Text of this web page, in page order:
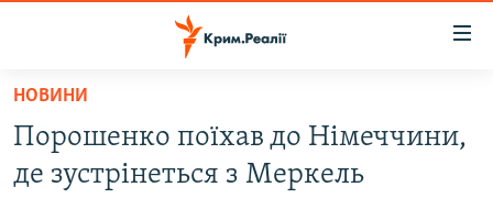
Перейти
основного
матеріалу
Перейти
ВОДА.КРИМ
ВІДЕО ТА ФОТО
НОВИНИ
Порошенко поїхав до Німеччини,
де зустрінеться з Меркель